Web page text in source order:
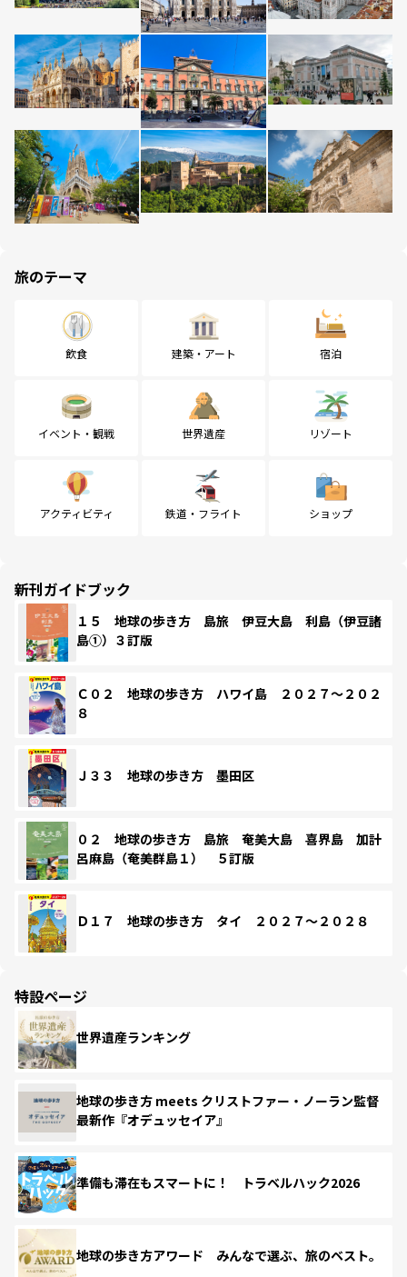
旅のテーマ
飲食 建築・アート 宿泊
イベント・観戦 世界遺産 リゾート
アクティビティ 鉄道・フライト ショップ
新刊ガイドブック
１５ 地球の歩き方 島旅 伊豆大島 利島（伊豆諸
島①）３訂版
Ｃ０２ 地球の歩き方 ハワイ島 ２０２７～２０２
８
Ｊ３３ 地球の歩き方 墨田区
０２ 地球の歩き方 島旅 奄美大島 喜界島 加計
呂麻島（奄美群島１） ５訂版
Ｄ１７ 地球の歩き方 タイ ２０２７～２０２８
特設ページ
世界遺産ランキング
地球の歩き方 meets クリストファー・ノーラン監督
最新作『オデュッセイア』
準備も滞在もスマートに！ トラベルハック2026
地球の歩き方アワード みんなで選ぶ、旅のベスト。